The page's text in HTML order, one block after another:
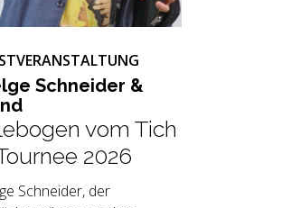
Schnei­der &
vom Tich
2026
Schneider, der